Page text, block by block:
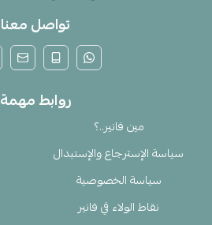
تواصل معنا
روابط مهمة
مين فانير..؟
سياسة الإسترجاع والإستبدال
سياسة الخصوصية
نقاط الولاء في فانير